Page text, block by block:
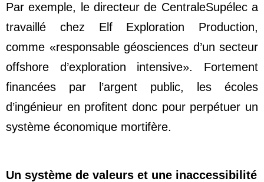
Par exemple, le directeur de CentraleSupélec a
travaillé chez Elf Exploration Production,
comme «responsable géosciences d’un secteur
offshore d’exploration intensive». Fortement
financées par l’argent public, les écoles
d’ingénieur en profitent donc pour perpétuer un
système économique mortifère.
Un système de valeurs et une inaccessibilité